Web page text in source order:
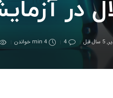
در
,5 سال قبل 4
4 min خواندن